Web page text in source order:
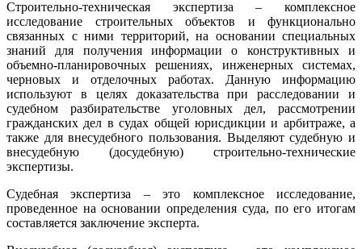
Строительно-техническая экспертиза – комплексное
исследование строительных объектов и функционально
связанных с ними территорий, на основании специальных
знаний для получения информации о конструктивных и
объемно-планировочных решениях, инженерных системах,
черновых и отделочных работах. Данную информацию
используют в целях доказательства при расследовании и
судебном разбирательстве уголовных дел, рассмотрении
гражданских дел в судах общей юрисдикции и арбитраже, а
также для внесудебного пользования. Выделяют судебную и
внесудебную (досудебную) строительно-технические
экспертизы.
Судебная экспертиза – это комплексное исследование,
проведенное на основании определения суда, по его итогам
составляется заключение эксперта.